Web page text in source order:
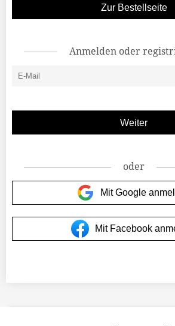
Zur Bestellseite
Anmelden oder
oder
Mit Google
Mit Facebook